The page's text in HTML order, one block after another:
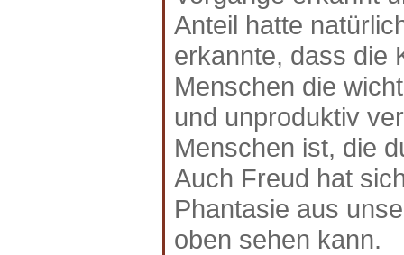
Anteil hatte
erkannte, dass die
Menschen die
und unproduktiv
Menschen ist, die
Auch Freud hat
Phantasie aus
oben sehen kann.